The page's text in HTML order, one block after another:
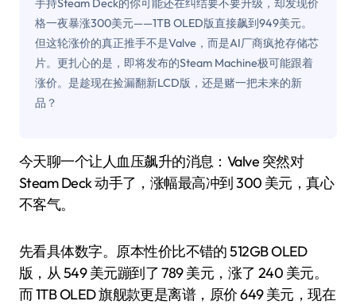
手持Steam Deck的你可能还在纠结要不要升级，却发现价
格一夜暴涨300美元——1TB OLED版直接飙到949美元。
但这轮涨价的真正推手不是Valve，而是AI厂商疯抢存储芯
片。更扎心的是，即将发布的Steam Machine极可能跟着
涨价。是趁现在捡漏翻新LCD版，还是赌一把未来的新
品？
今天聊一个让人血压飙升的消息：Valve 突然对
Steam Deck 动手了，涨幅最高冲到 300 美元，真心
不客气。
先看具体数字。原本性价比不错的 512GB OLED
版，从 549 美元蹦到了 789 美元，涨了 240 美元。
而 1TB OLED 旗舰款更是离谱，原价 649 美元，现在